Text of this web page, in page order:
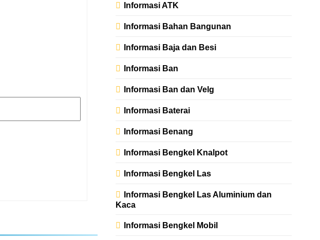
Informasi ATK
Informasi Bahan Bangunan
Informasi Baja dan Besi
Informasi Ban
Informasi Ban dan Velg
Informasi Baterai
Informasi Benang
Informasi Bengkel Knalpot
Informasi Bengkel Las
Informasi Bengkel Las Aluminium dan
Kaca
Informasi Bengkel Mobil